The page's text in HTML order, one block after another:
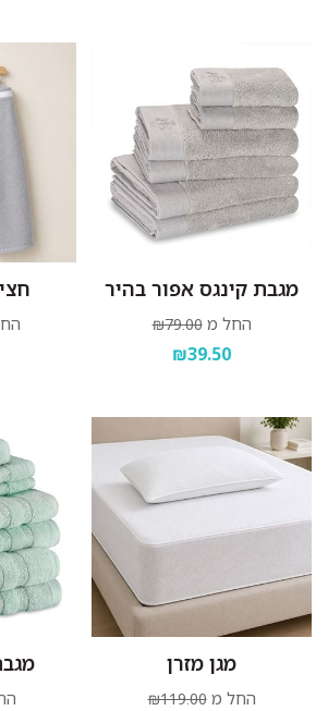
מגבת קינגס אפור בהיר
החל מ ₪79.00
₪39.50
מגן מזרן
החל מ ₪119.00